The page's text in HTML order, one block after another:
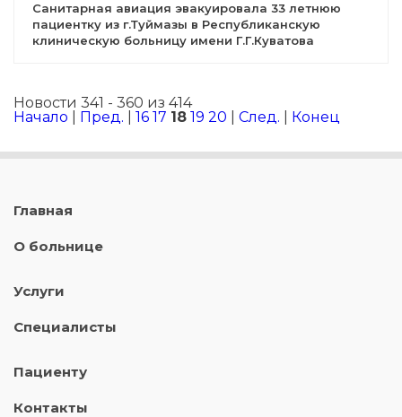
Санитарная авиация эвакуировала 33 летнюю
пациентку из г.Туймазы в Республиканскую
клиническую больницу имени Г.Г.Куватова
Новости 341 - 360 из 414
Начало
Пред. 16 17 18 19 20 След. Конец
Главная
О больнице
Услуги
Специалисты
Пациенту
Контакты